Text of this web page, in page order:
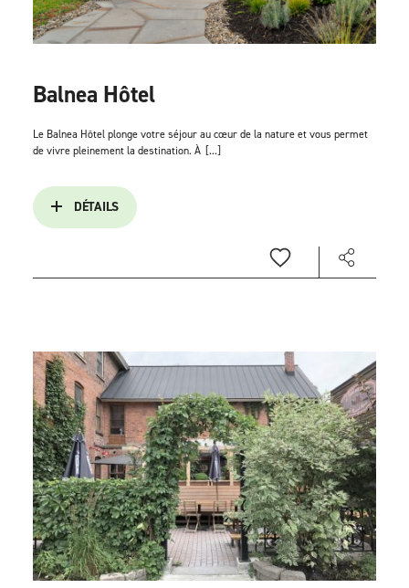
Balnea Hôtel
Le Balnea Hôtel plonge votre séjour au cœur de la nature et vous permet
de vivre pleinement la destination. À [...]
DÉTAILS